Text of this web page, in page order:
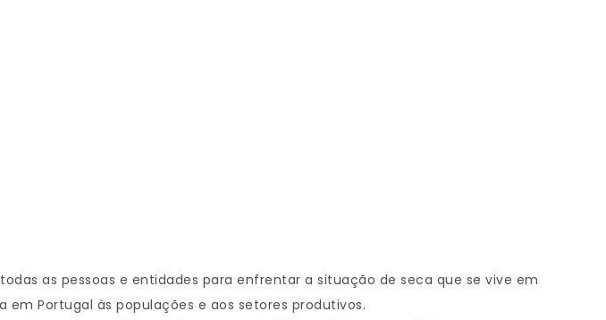
as pessoas e entidades para enfrentar a situação de seca que se vive em
Portugal às populações e aos setores produtivos.